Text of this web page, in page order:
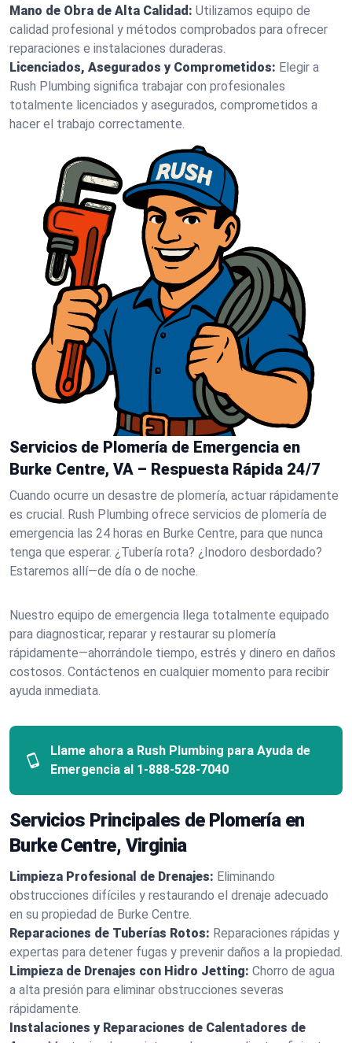
Mano de Obra de Alta Calidad: Utilizamos equipo de
calidad profesional y métodos comprobados para ofrecer
reparaciones e instalaciones duraderas.
Licenciados, Asegurados y Comprometidos: Elegir a
Rush Plumbing significa trabajar con profesionales
totalmente licenciados y asegurados, comprometidos a
hacer el trabajo correctamente.
Servicios de Plomería de Emergencia en
Burke Centre, VA – Respuesta Rápida 24/7
Cuando ocurre un desastre de plomería, actuar rápidamente
es crucial. Rush Plumbing ofrece servicios de plomería de
emergencia las 24 horas en Burke Centre, para que nunca
tenga que esperar. ¿Tubería rota? ¿Inodoro desbordado?
Estaremos allí—de día o de noche.
Nuestro equipo de emergencia llega totalmente equipado
para diagnosticar, reparar y restaurar su plomería
rápidamente—ahorrándole tiempo, estrés y dinero en daños
costosos. Contáctenos en cualquier momento para recibir
ayuda inmediata.
Llame ahora a Rush Plumbing para Ayuda de
Emergencia al 1-888-528-7040
Servicios Principales de Plomería en
Burke Centre, Virginia
Limpieza Profesional de Drenajes: Eliminando
obstrucciones difíciles y restaurando el drenaje adecuado
en su propiedad de Burke Centre.
Reparaciones de Tuberías Rotos: Reparaciones rápidas y
expertas para detener fugas y prevenir daños a la propiedad.
Limpieza de Drenajes con Hidro Jetting: Chorro de agua
a alta presión para eliminar obstrucciones severas
rápidamente.
Instalaciones y Reparaciones de Calentadores de